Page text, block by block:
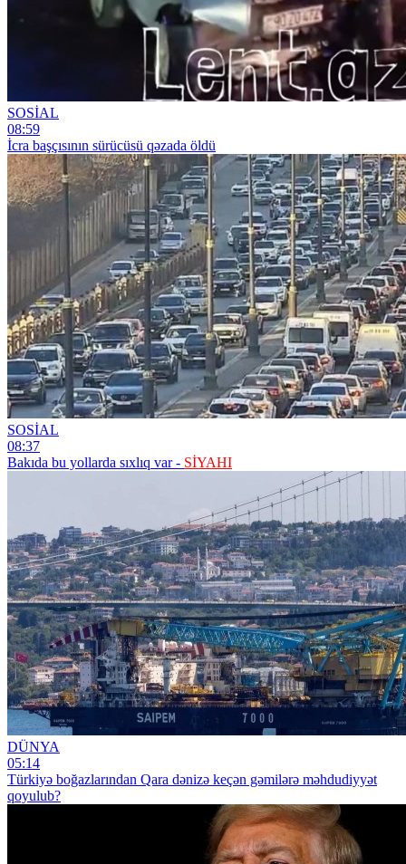
SOSİAL
08:59
İcra başçısının sürücüsü qəzada öldü
SOSİAL
08:37
Bakıda bu yollarda sıxlıq var - SİYAHI
DÜNYA
05:14
Türkiyə boğazlarından Qara dənizə keçən gəmilərə məhdudiyyət
qoyulub?